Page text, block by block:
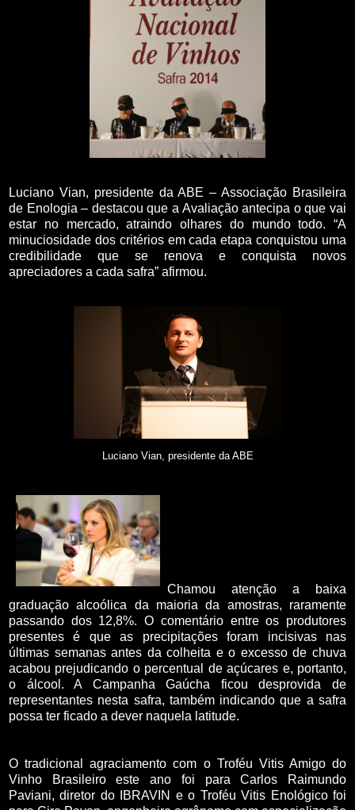
Luciano Vian, presidente da ABE – Associação Brasileira
de Enologia – destacou que a Avaliação antecipa o que vai
estar no mercado, atraindo olhares do mundo todo. “A
minuciosidade dos critérios em cada etapa conquistou uma
credibilidade que se renova e conquista novos
apreciadores a cada safra” afirmou.
Luciano Vian, presidente da ABE
Chamou atenção a baixa
graduação alcoólica da maioria da amostras, raramente
passando dos 12,8%. O comentário entre os produtores
presentes é que as precipitações foram incisivas nas
últimas semanas antes da colheita e o excesso de chuva
acabou prejudicando o percentual de açúcares e, portanto,
o álcool. A Campanha Gaúcha ficou desprovida de
representantes nesta safra, também indicando que a safra
possa ter ficado a dever naquela latitude.
O tradicional agraciamento com o Troféu Vitis Amigo do
Vinho Brasileiro este ano foi para Carlos Raimundo
Paviani, diretor do IBRAVIN e o Troféu Vitis Enológico foi